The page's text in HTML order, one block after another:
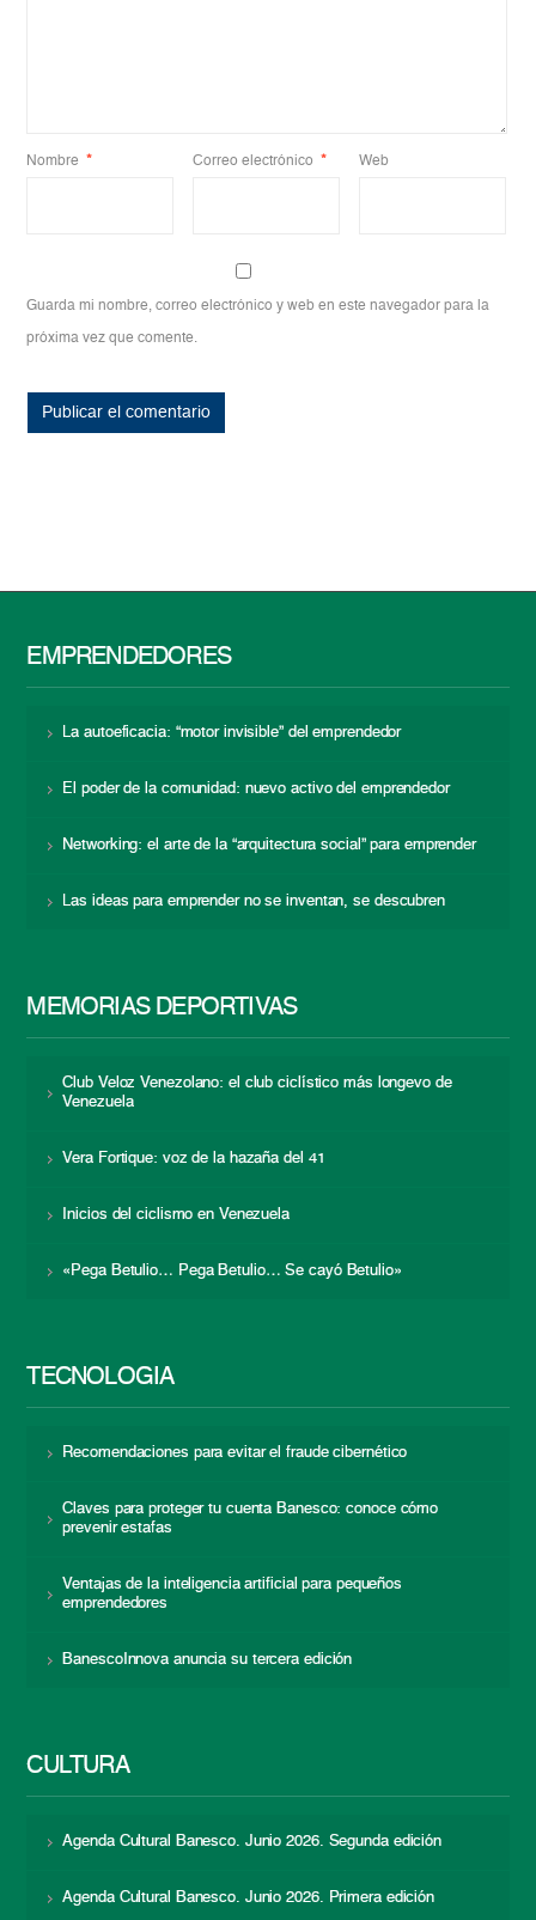
Nombre * Correo electrónico * Web
Guarda mi nombre, correo electrónico y web en este navegador para la
próxima vez que comente.
EMPRENDEDORES
La autoeficacia: “motor invisible” del emprendedor
El poder de la comunidad: nuevo activo del emprendedor
Networking: el arte de la “arquitectura social” para emprender
Las ideas para emprender no se inventan, se descubren
MEMORIAS DEPORTIVAS
Club Veloz Venezolano: el club ciclístico más longevo de
Venezuela
Vera Fortique: voz de la hazaña del 41
Inicios del ciclismo en Venezuela
«Pega Betulio… Pega Betulio… Se cayó Betulio»
TECNOLOGÍA
Recomendaciones para evitar el fraude cibernético
Claves para proteger tu cuenta Banesco: conoce cómo
prevenir estafas
Ventajas de la inteligencia artificial para pequeños
emprendedores
BanescoInnova anuncia su tercera edición
CULTURA
Agenda Cultural Banesco. Junio 2026. Segunda edición
Agenda Cultural Banesco. Junio 2026. Primera edición